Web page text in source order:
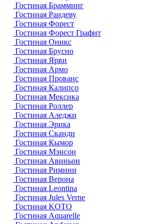
Гостиная Брамминг
Гостиная Рандеву
Гостиная Форест
Гостиная Форест Графит
Гостиная Оникс
Гостиная Брусно
Гостиная Ярви
Гостиная Армо
Гостиная Прованс
Гостиная Калипсо
Гостиная Мексика
Гостиная Роллер
Гостиная Аледжи
Гостиная Эрика
Гостиная Сканди
Гостиная Кымор
Гостиная Мэнсон
Гостиная Авиньон
Гостиная Римини
Гостиная Верона
Гостиная Leontina
Гостиная Jules Verne
Гостиная KOTO
Гостиная Aquarelle